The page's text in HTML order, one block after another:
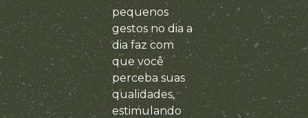
pequenos
gestos no dia a
dia faz com
que você
perceba suas
qualidades,
estimulando